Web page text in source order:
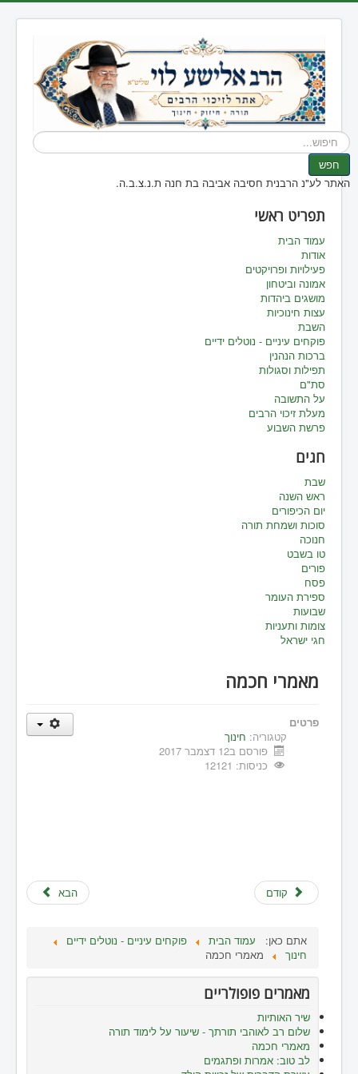
חיפוש...
חפש
האתר לע"נ הרבנית חסיבה אביבה בת חנה ת.נ.צ.ב.ה.
תפריט ראשי
עמוד הבית
אודות
פעילויות ופרויקטים
אמונה וביטחון
מושגים ביהדות
עצות חינוכיות
השבת
פוקחים עיניים - נוטלים ידיים
ברכות הנהנין
תפילות וסגולות
סת"ם
על התשובה
מעלת זיכוי הרבים
פרשת השבוע
חגים
שבת
ראש השנה
יום הכיפורים
סוכות ושמחת תורה
חנוכה
טו בשבט
פורים
פסח
ספירת העומר
שבועות
צומות ותעניות
חגי ישראל
מאמרי חכמה
פרטים
קטגוריה: חינוך
פורסם ב12 דצמבר 2017
כניסות: 12121
קודם הבא
אתם כאן: עמוד הבית
פוקחים עיניים - נוטלים ידיים
חינוך
מאמרי חכמה
מאמרים פופולריים
שיר האותיות
שלום רב לאוהבי תורתך - שיעור על לימוד תורה
מאמרי חכמה
לב טוב: אמרות ופתגמים